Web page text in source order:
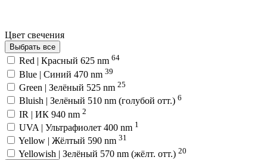
Цвет свечения
Выбрать все
Red | Красный 625 nm 64
Blue | Синий 470 nm 39
Green | Зелёный 525 nm 25
Bluish | Зелёный 510 nm (голубой отт.) 6
IR | ИК 940 nm 2
UVA | Ультрафиолет 400 nm 1
Yellow | Жёлтый 590 nm 31
Yellowish | Зелёный 570 nm (жёлт. отт.) 20